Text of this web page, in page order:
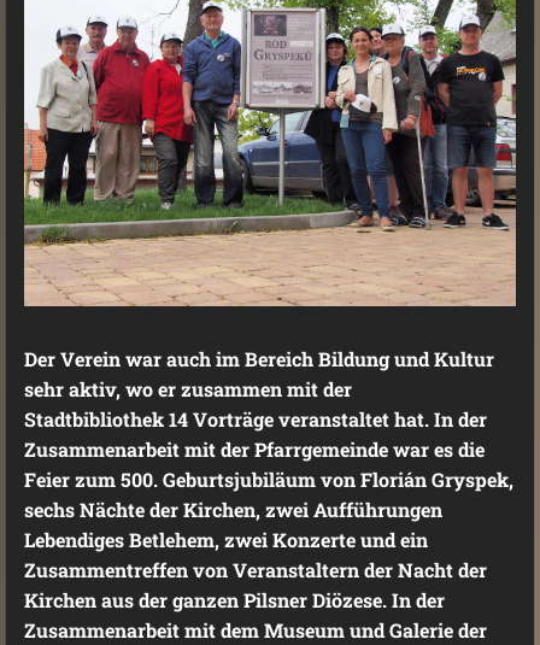
Der Verein war auch im Bereich Bildung und Kultur
sehr aktiv, wo er zusammen mit der
Stadtbibliothek 14 Vorträge veranstaltet hat. In der
Zusammenarbeit mit der Pfarrgemeinde war es die
Feier zum 500. Geburtsjubiläum von Florián Gryspek,
sechs Nächte der Kirchen, zwei Aufführungen
Lebendiges Betlehem, zwei Konzerte und ein
Zusammentreffen von Veranstaltern der Nacht der
Kirchen aus der ganzen Pilsner Diözese. In der
Zusammenarbeit mit dem Museum und Galerie der